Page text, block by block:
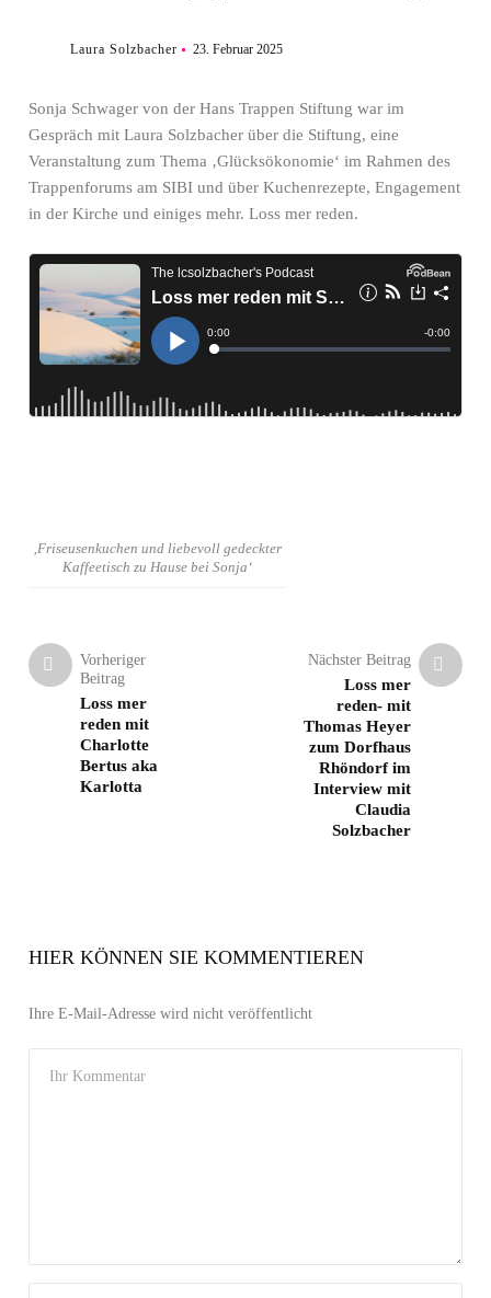
Laura Solzbacher 23. Februar 2025
Sonja Schwager von der Hans Trappen Stiftung war im
Gespräch mit Laura Solzbacher über die Stiftung, eine
Veranstaltung zum Thema ‚Glücksökonomie‘ im Rahmen des
Trappenforums am SIBI und über Kuchenrezepte, Engagement
in der Kirche und einiges mehr. Loss mer reden.
‚Friseusenkuchen und liebevoll gedeckter
Kaffeetisch zu Hause bei Sonja‘
Vorheriger
Beitrag
Loss mer
reden mit
Charlotte
Bertus aka
Karlotta
Nächster Beitrag
Loss mer
reden- mit
Thomas Heyer
zum Dorfhaus
Rhöndorf im
Interview mit
Claudia
Solzbacher
HIER KÖNNEN SIE KOMMENTIEREN
Ihre E-Mail-Adresse wird nicht veröffentlicht